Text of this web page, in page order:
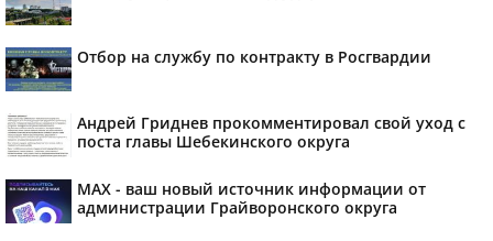
Отбор на службу по контракту в Росгвардии
Андрей Гриднев прокомментировал свой уход с
поста главы Шебекинского округа
MAX - ваш новый источник информации от
администрации Грайворонского округа